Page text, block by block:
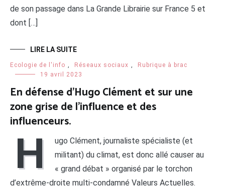
de son passage dans La Grande Librairie sur France 5 et
dont […]
LIRE LA SUITE
Ecologie de l'info Réseaux sociaux
Rubrique à brac
19 avril 2023
En défense d’Hugo Clément et sur une
zone grise de l’influence et des
influenceurs.
H
ugo Clément, journaliste spécialiste (et
militant) du climat, est donc allé causer au
« grand débat » organisé par le torchon
d’extrême-droite multi-condamné Valeurs Actuelles.